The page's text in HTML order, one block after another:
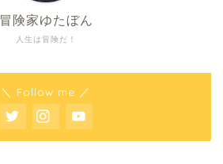
人生は冒険だ！
冒険家ゆたぼん
＼ Follow me ／